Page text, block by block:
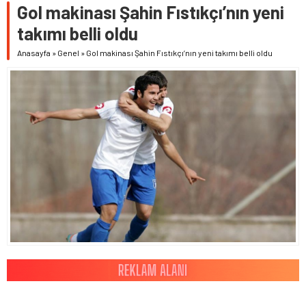
Gol makinası Şahin Fıstıkçı’nın yeni
takımı belli oldu
Anasayfa » Genel » Gol makinası Şahin Fıstıkçı’nın yeni takımı belli oldu